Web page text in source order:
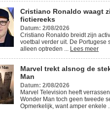
Cristiano Ronaldo waagt
fictiereeks
Datum: 2/08/2026
Cristiano Ronaldo breidt zijn
voetbal verder uit. De Portugese
alleen optreden ... Lees meer
Marvel trekt alsnog de
Man
Datum: 2/08/2026
Marvel Television heeft
Wonder Man toch geen tweede
Opmerkelijk, want amper enkele